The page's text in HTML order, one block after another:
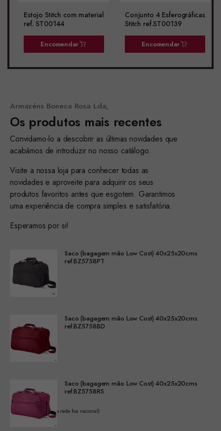
Estojo Stitch com material
ref. ST00144
Encomendar
Conjunto 4 Esferográficas
Stitch ref.ST00139
Encomendar
Armazéns Boneca Rosa Lda,
Os produtos mais recentes
Convidamo-lo a descobrir as últimas novidades que
acabámos de introduzir no nosso catálogo.
Visite a nossa loja para conhecer todas as
novidades e aproveite para adquirir os seus
produtos favoritos antes que esgotem. Garantimos
uma experiência de compra simples e satisfatória.
Esperamos por si!
Saco (bagagem mão Low Cost) 40x25x20cms
ref.BZ5758PT
Saco (bagagem mão Low Cost) 40x25x20cms
ref.BZ5758BD
Saco (bagagem mão Low Cost) 40x25x20cms
ref.BZ5758RS
(Chamada para a rede fixa nacional)